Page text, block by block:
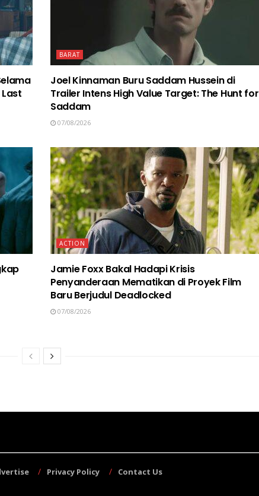
BARAT
Joel Kinnaman Buru Saddam Hussein di
Trailer Intens High Value Target: The Hunt for
Saddam
07/08/2026
ACTION
Jamie Foxx Bakal Hadapi Krisis
Penyanderaan Mematikan di Proyek Film
Baru Berjudul Deadlocked
07/08/2026
Privacy Policy Contact Us